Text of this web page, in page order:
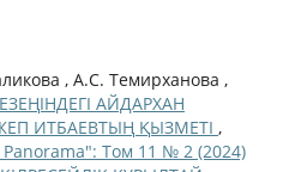
, А.С. Темирханова ,
АЙДАРХАН
ИТБАЕВТЫҢ ҚЫЗМЕТІ ,
Том 11 № 2 (2024)